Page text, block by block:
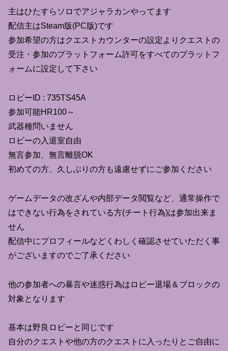
主はひたすらソロでアジャラカンやってます
配信主はSteam版(PC版)です
参加希望の方はクエストカウンターの設定よりクエストの
受注・参加のプラットフォーム許可をすべてのプラットフ
ォームに設定して下さい
ロビーID : 735TS45A
参加可能HR100～
武器種問いません
ロビーの入退室自由
無言参加、無言離脱OK
初めての方、久しぶりの方も遠慮せずにご参加ください
ゲームデータの改ざんや内部データ閲覧など、通常操作で
はできない行為をされている方(チート行為)は参加出来ま
せん
配信中にプロフィールなどくわしく確認させていただく事
がございますのでご了承ください
他の参加者への暴言や迷惑行為はロビー退場＆ブロックの
対象となります
基本は野良ロビーと同じです
自分のクエストや他の方のクエストに入ったりとご自由に